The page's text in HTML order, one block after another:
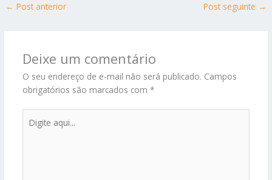
← Post anterior Post seguinte →
Deixe um comentário
O seu endereço de e-mail não será publicado. Campos
obrigatórios são marcados com *
aqui...